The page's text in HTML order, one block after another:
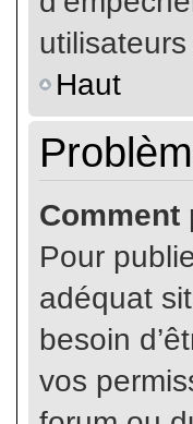
Haut
Pour
adéquat
besoin
vos